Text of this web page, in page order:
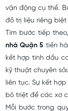
vận động cụ thể.
đồ trị liệu riêng
Tìm bước tiếp
nhà Quận 5 tiến
kết hợp tinh dầu
kỹ thuật chuyên
liên tục. Sự kết
bỏ triệt để các xơ
Mỗi bước trong